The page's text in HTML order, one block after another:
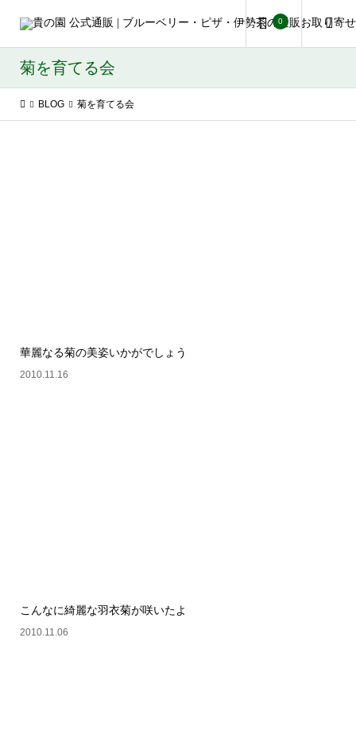
0
菊を育てる会
BLOG 菊を育てる会
華麗なる菊の美姿いかがでしょう
2010.11.16
こんなに綺麗な羽衣菊が咲いたよ
2010.11.06